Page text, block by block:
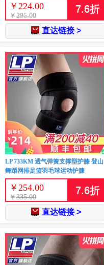
￥ 224.00
￥ 295.00
7.6折
直达链接 >
LP 733KM 透气弹簧支撑型护膝 登山
舞蹈网排足篮羽毛球运动护膝
￥ 254.00
￥ 335.00
7.6折
直达链接 >